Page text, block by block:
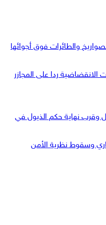
والطائرات فوق أجوائها
الانقضاضية ردا على المجازر
وقرب نهاية حكم الذيول في
وسقوط نظرية الأمن